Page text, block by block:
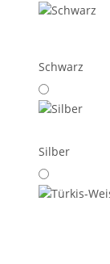
Schwarz
Silber